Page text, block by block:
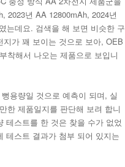
2023년 AA 12800mAh, 2024년
는데요. 검색을 해 보면 비슷한 구
지가 꽤 보이는 것으로 보아, OEB
착해서 나오는 제품으로 보입니
용량일 것으로 예측이 되며, 실
한 제품일지를 판단해 보려 합니
테스트를 한 것은 찾을 수가 없었
테스트 결과가 첨부 되어 있지는